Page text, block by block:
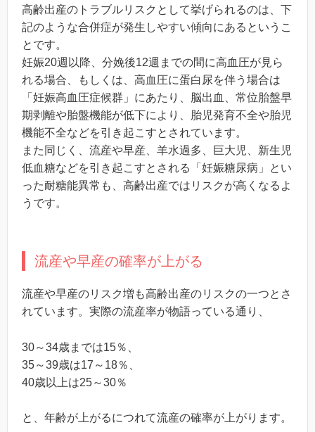
高齢出産のトラブルリスクとして挙げられるのは、下
記のような合併症が発生しやすい傾向にあるというこ
とです。
妊娠20週以降、分娩後12週までの間に高血圧が見ら
れる場合、もしくは、高血圧に蛋白尿を伴う場合は
「妊娠高血圧症候群」にあたり、脳出血、常位胎盤早
期剥離や胎盤機能が低下により、胎児発育不全や胎児
機能不全などを引き起こすとされています。
また同じく、流産や早産、羊水過多、巨大児、新生児
低血糖などを引き起こすとされる「妊娠糖尿病」とい
った耐糖能異常も、高齢出産ではリスクが高くなるよ
うです。
流産や早産の確率が上がる
流産や早産のリスク増も高齢出産のリスクの一つとさ
れています。実際の流産率が物語っている通り、
30～34歳までは15％、
35～39歳は17～18％、
40歳以上は25～30％
と、年齢が上がるにつれて流産の確率が上がります。